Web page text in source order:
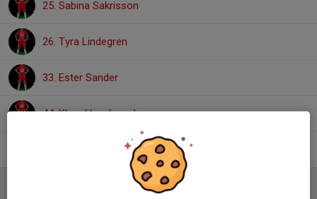
25. Sabina Sakrisson
26. Tyra Lindegren
33. Ester Sander
44. Klara Huczkowsky
, F15 (Avser flickor 15 år)